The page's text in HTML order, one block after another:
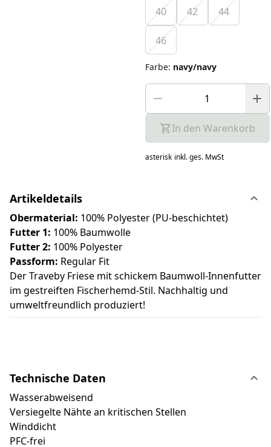
40 42 44
46
Farbe: navy/navy
In den Warenkorb
asterisk inkl. ges. MwSt
Artikeldetails
Obermaterial: 100% Polyester (PU-beschichtet)
Futter 1: 100% Baumwolle
Futter 2: 100% Polyester
Passform: Regular Fit
Der Traveby Friese mit schickem Baumwoll-Innenfutter
im gestreiften Fischerhemd-Stil. Nachhaltig und
umweltfreundlich produziert!
Technische Daten
Wasserabweisend
Versiegelte Nähte an kritischen Stellen
Winddicht
PFC-frei